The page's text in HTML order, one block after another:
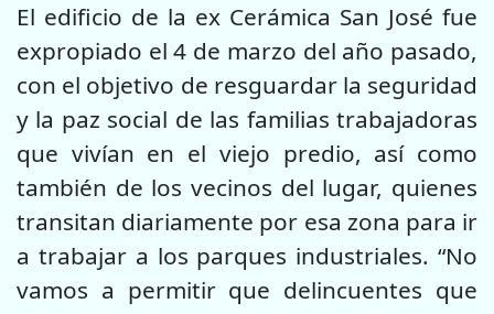
El edificio de la ex Cerámica San José fue
expropiado el 4 de marzo del año pasado,
con el objetivo de resguardar la seguridad
y la paz social de las familias trabajadoras
que vivían en el viejo predio, así como
también de los vecinos del lugar, quienes
transitan diariamente por esa zona para ir
a trabajar a los parques industriales. “No
vamos a permitir que delincuentes que